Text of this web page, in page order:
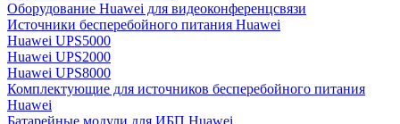
Оборудование Huawei для видеоконференцсвязи
Источники бесперебойного питания Huawei
Huawei UPS5000
Huawei UPS2000
Huawei UPS8000
Комплектующие для источников бесперебойного питания
Huawei
Батарейные модули для ИБП Huawei